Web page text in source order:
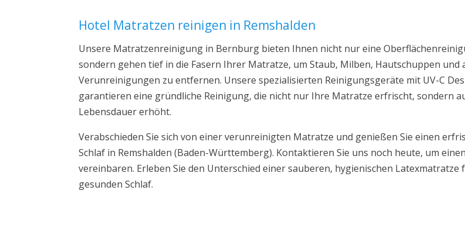
Hotel Matratzen reinigen in Remshalden
Unsere Matratzenreinigung in Bernburg bieten Ihnen nicht nur eine
sondern gehen tief in die Fasern Ihrer Matratze, um Staub, Milben, Hautschuppen und
Verunreinigungen zu entfernen. Unsere spezialisierten Reinigungsgeräte mit UV-C
garantieren eine gründliche Reinigung, die nicht nur Ihre Matratze erfrischt, sondern
Lebensdauer erhöht.
Verabschieden Sie sich von einer verunreinigten Matratze und genießen Sie einen
Schlaf in Remshalden (Baden-Württemberg). Kontaktieren Sie uns noch heute, um
vereinbaren. Erleben Sie den Unterschied einer sauberen, hygienischen Latexmatratze
gesunden Schlaf.